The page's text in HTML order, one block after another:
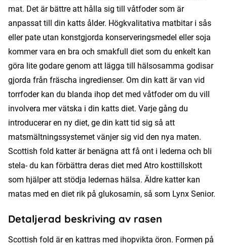
mat. Det är bättre att hålla sig till våtfoder som är
anpassat till din katts ålder. Högkvalitativa matbitar i sås
eller pate utan konstgjorda konserveringsmedel eller soja
kommer vara en bra och smakfull diet som du enkelt kan
göra lite godare genom att lägga till hälsosamma godisar
gjorda från fräscha ingredienser. Om din katt är van vid
torrfoder kan du blanda ihop det med våtfoder om du vill
involvera mer vätska i din katts diet. Varje gång du
introducerar en ny diet, ge din katt tid sig så att
matsmältningssystemet vänjer sig vid den nya maten.
Scottish fold katter är benägna att få ont i lederna och bli
stela- du kan förbättra deras diet med Atro kosttillskott
som hjälper att stödja ledernas hälsa. Äldre katter kan
matas med en diet rik på glukosamin, så som Lynx Senior.
Detaljerad beskriving av rasen
Scottish fold är en kattras med ihopvikta öron. Formen på